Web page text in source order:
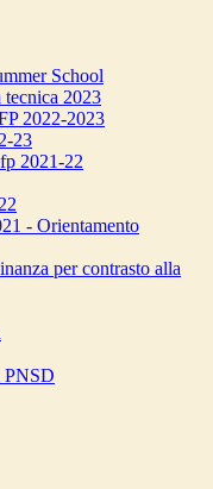
School
tecnica 2023
2022-2023
23
2021-22
- Orientamento
per contrasto alla
PNSD